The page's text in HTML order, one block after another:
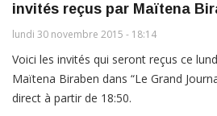
invités reçus par Maïtena
lundi 30 novembre 2015 - 18:14
Voici les invités qui seront reçus ce
Maïtena Biraben dans “Le Grand
direct à partir de 18:50.